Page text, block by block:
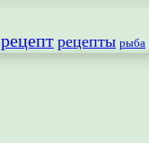
рецепт рецепты рыба